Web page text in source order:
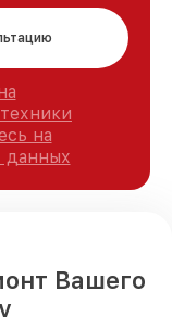
на
данных
Вашего